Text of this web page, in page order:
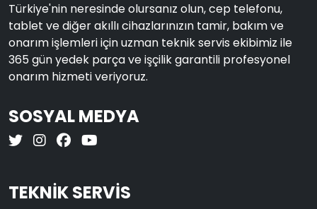
Türkiye'nin neresinde olursanız olun, cep telefonu,
tablet ve diğer akıllı cihazlarınızın tamir, bakım ve
onarım işlemleri için uzman teknik servis ekibimiz ile
365 gün yedek parça ve işçilik garantili profesyonel
onarım hizmeti veriyoruz.
SOSYAL MEDYA
TEKNİK SERVİS